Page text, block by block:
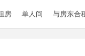
房 单人间 与房东合